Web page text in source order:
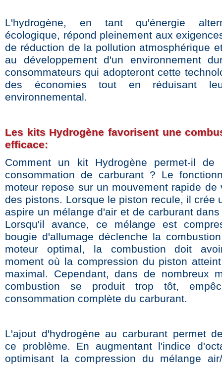
L'hydrogène, en tant qu'énergie
écologique, répond pleinement aux
de réduction de la pollution atmosphérique
au développement d'un environnement
consommateurs qui adopteront cette
des économies tout en réduisant
environnemental.
Les kits Hydrogène favorisent une
efficace:
Comment un kit Hydrogène permet-il de
consommation de carburant ? Le
moteur repose sur un mouvement rapide de
des pistons. Lorsque le piston recule, il crée
aspire un mélange d'air et de carburant
Lorsqu'il avance, ce mélange est
bougie d'allumage déclenche la
moteur optimal, la combustion doit
moment où la compression du piston
maximal. Cependant, dans de nombreux
combustion se produit trop tôt,
consommation complète du carburant.
L'ajout d'hydrogène au carburant permet
ce problème. En augmentant l'indice
optimisant la compression du mélange